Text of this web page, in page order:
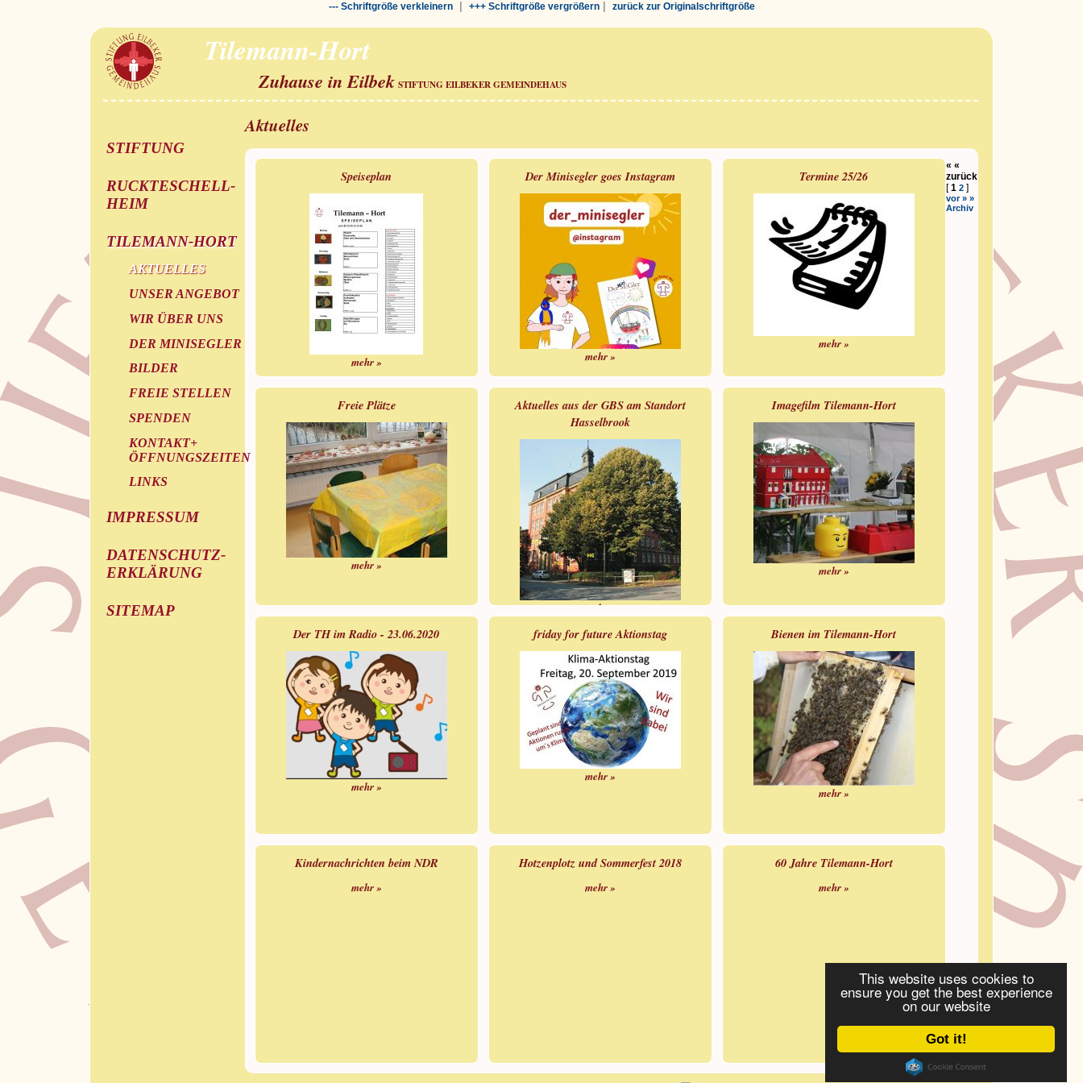
Got it!
This website uses cookies to
ensure you get the best experience
on our website
Cookie Consent plugin for the EU cookie law
--- Schriftgröße verkleinern| +++ Schriftgröße vergrößern| zurück zur Originalschriftgröße
Tilemann-Hort
Zuhause in Eilbek STIFTUNG EILBEKER GEMEINDEHAUS
STIFTUNG
RUCKTESCHELL-
HEIM
TILEMANN-HORT
AKTUELLES
UNSER ANGEBOT
WIR ÜBER UNS
DER MINISEGLER
BILDER
FREIE STELLEN
SPENDEN
KONTAKT+
ÖFFNUNGSZEITEN
LINKS
IMPRESSUM
DATENSCHUTZ-
ERKLÄRUNG
SITEMAP
Aktuelles
Speiseplan
mehr »
Der Minisegler goes Instagram
mehr »
Termine 25/26
mehr »
Freie Plätze
mehr »
Aktuelles aus der GBS am Standort
Hasselbrook
mehr »
Imagefilm Tilemann-Hort
mehr »
Der TH im Radio - 23.06.2020
mehr »
friday for future Aktionstag
mehr »
Bienen im Tilemann-Hort
mehr »
Kindernachrichten beim NDR
mehr »
Hotzenplotz und Sommerfest 2018
mehr »
60 Jahre Tilemann-Hort
mehr »
« «
zurück
[1 2 ]
vor » »
Archiv